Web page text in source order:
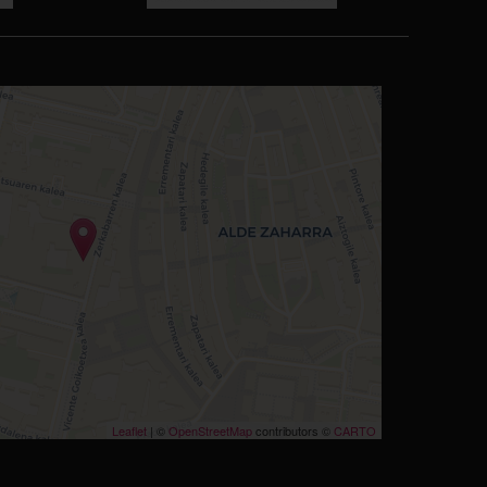
Leaflet | © OpenStreetMapcontributors © CARTO